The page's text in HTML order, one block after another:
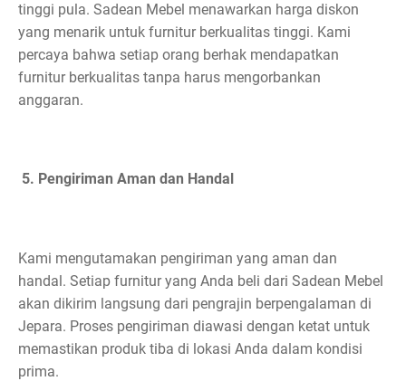
tinggi pula. Sadean Mebel menawarkan harga diskon
yang menarik untuk furnitur berkualitas tinggi. Kami
percaya bahwa setiap orang berhak mendapatkan
furnitur berkualitas tanpa harus mengorbankan
anggaran.
5. Pengiriman Aman dan Handal
Kami mengutamakan pengiriman yang aman dan
handal. Setiap furnitur yang Anda beli dari Sadean Mebel
akan dikirim langsung dari pengrajin berpengalaman di
Jepara. Proses pengiriman diawasi dengan ketat untuk
memastikan produk tiba di lokasi Anda dalam kondisi
prima.